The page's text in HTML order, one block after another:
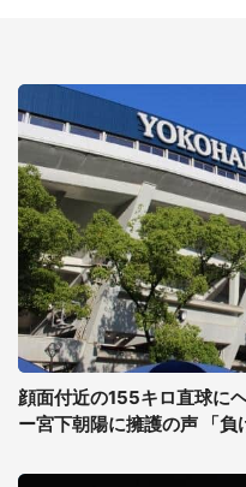
顔面付近の155キロ直球に
ー宮下朝陽に擁護の声 「